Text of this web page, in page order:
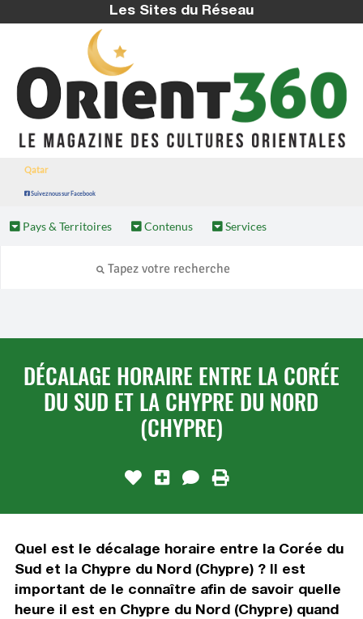
Les Sites du Réseau
Qatar
Suivez nous sur Facebook
Pays & Territoires Contenus Services
DÉCALAGE HORAIRE ENTRE LA CORÉE
DU SUD ET LA CHYPRE DU NORD
(CHYPRE)
Quel est le décalage horaire entre la Corée du
Sud et la Chypre du Nord (Chypre) ? Il est
important de le connaître afin de savoir quelle
heure il est en Chypre du Nord (Chypre) quand